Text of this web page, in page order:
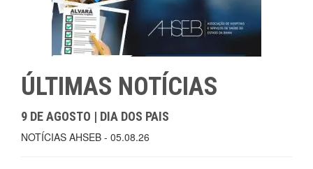
ÚLTIMAS NOTÍCIAS
9 DE AGOSTO | DIA DOS PAIS
NOTÍCIAS AHSEB - 05.08.26